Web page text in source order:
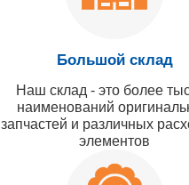
Большой склад
Наш склад - это более
наименований
запчастей и различных
элементов